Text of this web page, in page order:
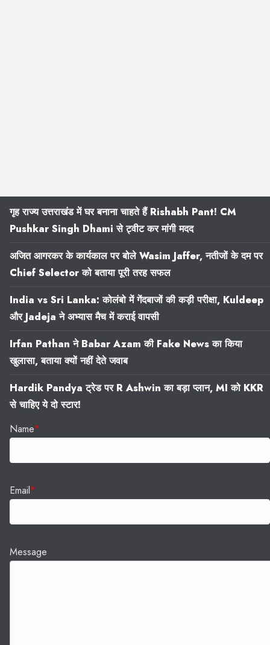
गृह राज्य उत्तराखंड में घर बनाना चाहते हैं Rishabh Pant! CM
Pushkar Singh Dhami से ट्वीट कर मांगी मदद
अजित आगरकर के कार्यकाल पर बोले Wasim Jaffer, नतीजों के दम पर
Chief Selector को बताया पूरी तरह सफल
India vs Sri Lanka: कोलंबो में गेंदबाजों की कड़ी परीक्षा, Kuldeep
और Jadeja ने अभ्यास मैच में कराई वापसी
Irfan Pathan ने Babar Azam की Fake News का किया
खुलासा, बताया क्यों नहीं देते जवाब
Hardik Pandya ट्रेड पर R Ashwin का बड़ा प्लान, MI को KKR
से चाहिए ये दो स्टार!
Name*
Email*
Message